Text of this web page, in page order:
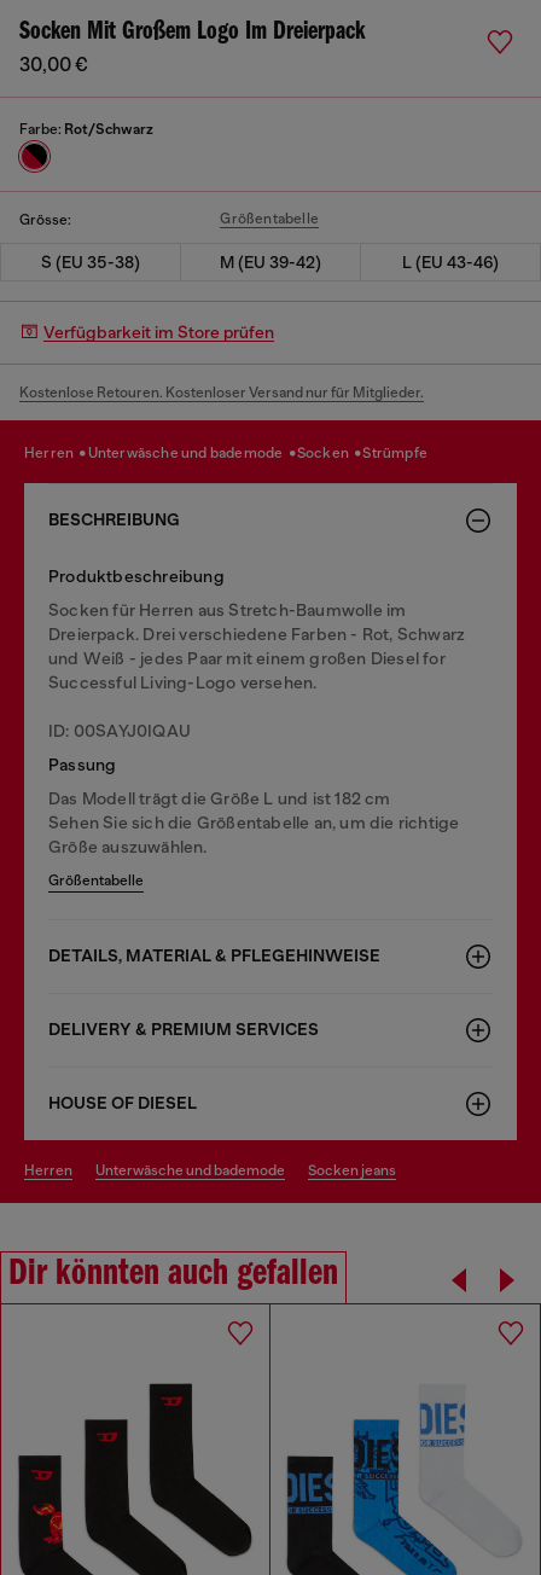
Socken Mit Großem Logo Im Dreierpack
30,00 €
Farbe: Rot/Schwarz
Grösse: Größentabelle
S (EU 35-38) M (EU 39-42) L (EU 43-46)
Verfügbarkeit im Store prüfen
Kostenlose Retouren. Kostenloser Versand nur für Mitglieder.
herren unterwäsche und bademode socken strümpfe
BESCHREIBUNG
Produktbeschreibung
Socken für Herren aus Stretch-Baumwolle im
Dreierpack. Drei verschiedene Farben - Rot, Schwarz
und Weiß - jedes Paar mit einem großen Diesel for
Successful Living-Logo versehen.
ID: 00SAYJ0IQAU
Passung
Das Modell trägt die Größe L und ist 182 cm
Sehen Sie sich die Größentabelle an, um die richtige
Größe auszuwählen.
Größentabelle
DETAILS, MATERIAL & PFLEGEHINWEISE
DELIVERY & PREMIUM SERVICES
HOUSE OF DIESEL
herren unterwäsche und bademode socken jeans
Dir könnten auch gefallen